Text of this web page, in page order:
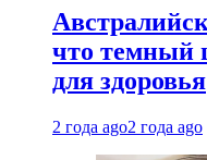
что темный
для здоровья
2 года ago2 года ago